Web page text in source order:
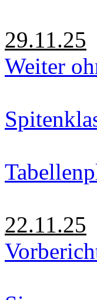
29.11.25
Weiter
22.11.25